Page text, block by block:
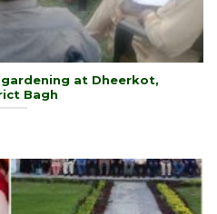
at Dheerkot,
Bagh